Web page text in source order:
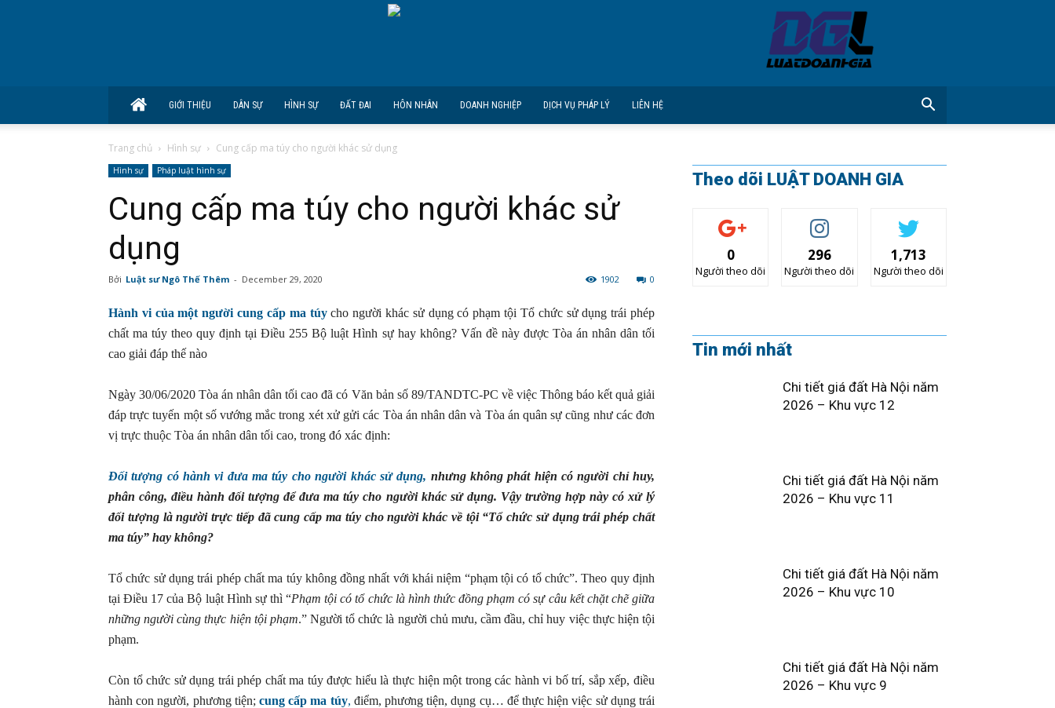
GIỚI THIỆU DÂN SỰ HÌNH SỰ ĐẤT ĐAI HÔN NHÂN DOANH NGHIỆP DỊCH VỤ PHÁP LÝ LIÊN HỆ
Trang chủ Hình sự Cung cấp ma túy cho người khác sử dụng
Hình sự Pháp luật hình sự
Cung cấp ma túy cho người khác sử
dụng
Bởi Luật sư Ngô Thế Thêm - December 29, 2020 0
1902
Hành vi của một người cung cấp ma túy cho người khác sử dụng có phạm tội Tổ chức sử dụng trái phép
chất ma túy theo quy định tại Điều 255 Bộ luật Hình sự hay không? Vấn đề này được Tòa án nhân dân tối
cao giải đáp thế nào
Ngày 30/06/2020 Tòa án nhân dân tối cao đã có Văn bản số 89/TANDTC-PC về việc Thông báo kết quả giải
đáp trực tuyến một số vướng mắc trong xét xử gửi các Tòa án nhân dân và Tòa án quân sự cũng như các đơn
vị trực thuộc Tòa án nhân dân tối cao, trong đó xác định:
Đối tượng có hành vi đưa ma túy cho người khác sử dụng, nhưng không phát hiện có người chỉ huy,
phân công, điều hành đối tượng để đưa ma túy cho người khác sử dụng. Vậy trường hợp này có xử lý
đối tượng là người trực tiếp đã cung cấp ma túy cho người khác về tội “Tổ chức sử dụng trái phép chất
ma túy” hay không?
Tổ chức sử dụng trái phép chất ma túy không đồng nhất với khái niệm “phạm tội có tổ chức”. Theo quy định
tại Điều 17 của Bộ luật Hình sự thì “Phạm tội có tổ chức là hình thức đồng phạm có sự câu kết chặt chẽ giữa
những người cùng thực hiện tội phạm.” Người tổ chức là người chủ mưu, cầm đầu, chỉ huy việc thực hiện tội
phạm.
Còn tổ chức sử dụng trái phép chất ma túy được hiểu là thực hiện một trong các hành vi bố trí, sắp xếp, điều
hành con người, phương tiện; cung cấp ma túy, điểm, phương tiện, dụng cụ… để thực hiện việc sử dụng trái
Theo dõi LUẬT DOANH GIA
0
Người theo dõi
296
Người theo dõi
1,713
Người theo dõi
Tin mới nhất
Chi tiết giá đất Hà Nội năm
2026 – Khu vực 12
Chi tiết giá đất Hà Nội năm
2026 – Khu vực 11
Chi tiết giá đất Hà Nội năm
2026 – Khu vực 10
Chi tiết giá đất Hà Nội năm
2026 – Khu vực 9